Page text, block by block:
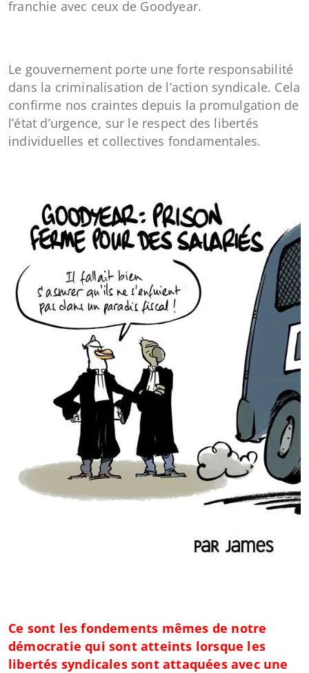
franchie avec ceux de Goodyear.
Le gouvernement porte une forte responsabilité
dans la criminalisation de l’action syndicale. Cela
confirme nos craintes depuis la promulgation de
l’état d’urgence, sur le respect des libertés
individuelles et collectives fondamentales.
Ce sont les fondements mêmes de notre
démocratie qui sont atteints lorsque les
libertés syndicales sont attaquées avec une